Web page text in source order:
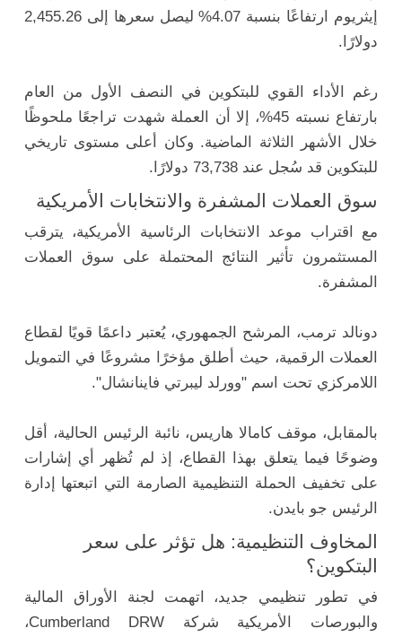
إيثريوم ارتفاعًا بنسبة 4.07% ليصل سعرها إلى 2,455.26
دولارًا.
رغم الأداء القوي للبتكوين في النصف الأول من العام
بارتفاع نسبته 45%، إلا أن العملة شهدت تراجعًا ملحوظًا
خلال الأشهر الثلاثة الماضية. وكان أعلى مستوى تاريخي
للبتكوين قد سُجل عند 73,738 دولارًا.
سوق العملات المشفرة والانتخابات الأمريكية
مع اقتراب موعد الانتخابات الرئاسية الأمريكية، يترقب
المستثمرون تأثير النتائج المحتملة على سوق العملات
المشفرة.
دونالد ترمب، المرشح الجمهوري، يُعتبر داعمًا قويًا لقطاع
العملات الرقمية، حيث أطلق مؤخرًا مشروعًا في التمويل
اللامركزي تحت اسم "وورلد ليبرتي فاينانشال".
بالمقابل، موقف كامالا هاريس، نائبة الرئيس الحالية، أقل
وضوحًا فيما يتعلق بهذا القطاع، إذ لم تُظهر أي إشارات
على تخفيف الحملة التنظيمية الصارمة التي اتبعتها إدارة
الرئيس جو بايدن.
المخاوف التنظيمية: هل تؤثر على سعر
البتكوين؟
في تطور تنظيمي جديد، اتهمت لجنة الأوراق المالية
والبورصات الأمريكية شركة Cumberland DRW،